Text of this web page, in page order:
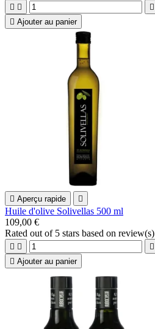
  
 Ajouter au panier
 Aperçu rapide 
Huile d'olive Solivellas 500 ml
109,00 €
Rated out of 5 stars based on review(s)
  
 Ajouter au panier